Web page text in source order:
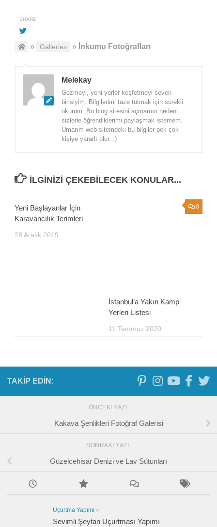
SHARE
» Galleries » İnkumu Fotoğrafları
Melekay
Gezmeyi, yeni yerler keşfetmeyi seven
birisiyim. Bilgilerimi taze tutmak için sürekli
okurum. Bu blog sitesini açmamın nedeni
sizlerle öğrendiklerimi paylaşmak istemem.
Umarım web sitemdeki bu bilgiler pek çok
kişiye yararlı olur. :)
İLGINIZI ÇEKEBILECEK KONULAR...
Yeni Başlayanlar İçin
Karavancılık Terimleri
28 Aralık 2019
0
İstanbul’a Yakın Kamp
Yerleri Listesi
11 Temmuz 2020
TAKIP EDIN:
ÖNCEKI YAZI
Kakava Şenlikleri Fotoğraf Galerisi
SONRAKI YAZI
Güzelcehisar Denizi ve Lav Sütunları
Uçurtma Yapımı »
Sevimli Şeytan Uçurtması Yapımı